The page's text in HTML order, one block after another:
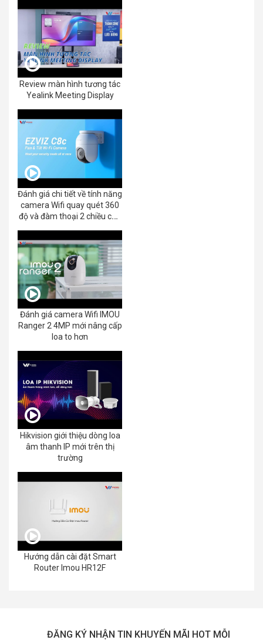
Review màn hình tương tác
Yealink Meeting Display
Đánh giá chi tiết về tính năng
camera Wifi quay quét 360
độ và đàm thoại 2 chiều của
Đánh giá camera Wifi IMOU
Ranger 2 4MP mới nâng cấp
loa to hơn
Hikvision giới thiệu dòng loa
âm thanh IP mới trên thị
trường
Hướng dẫn cài đặt Smart
Router Imou HR12F
ĐĂNG KÝ NHẬN TIN KHUYẾN MÃI HOT MỖI